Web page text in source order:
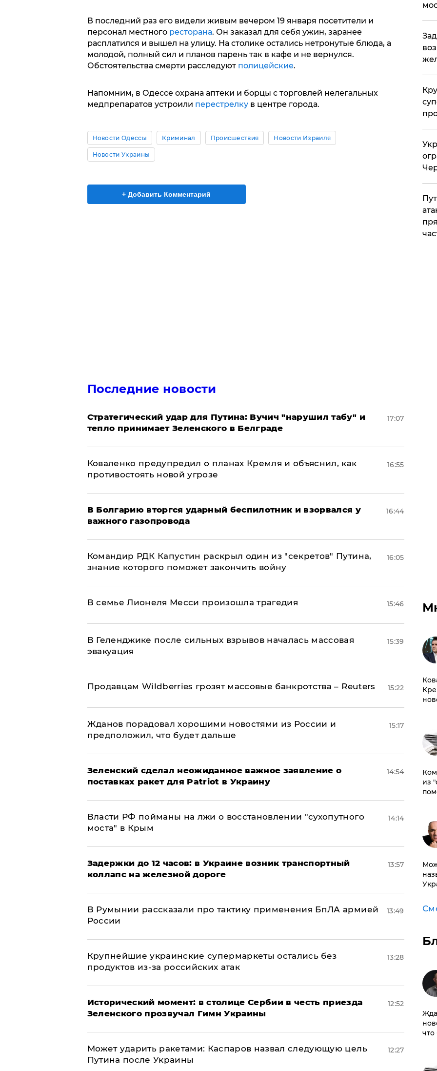
В последний раз его видели живым вечером 19 января посетители и
персонал местного ресторана. Он заказал для себя ужин, заранее
расплатился и вышел на улицу. На столике остались нетронутые блюда, а
молодой, полный сил и планов парень так в кафе и не вернулся.
Обстоятельства смерти расследуют полицейские.
Напомним, в Одессе охрана аптеки и борцы с торговлей нелегальных
медпрепаратов устроили перестрелкув центре города.
Новости Одессы Криминал Происшествия Новости Израиля
Новости Украины
+ Добавить Комментарий
Последние новости
Стратегический удар для Путина: Вучич "нарушил табу" и
тепло принимает Зеленского в Белграде
17:07
Коваленко предупредил о планах Кремля и объяснил, как
противостоять новой угрозе
16:55
В Болгарию вторгся ударный беспилотник и взорвался у
важного газопровода
16:44
Командир РДК Капустин раскрыл один из "секретов" Путина,
знание которого поможет закончить войну
16:05
В семье Лионеля Месси произошла трагедия 15:46
В Геленджике после сильных взрывов началась массовая
эвакуация
15:39
Продавцам Wildberries грозят массовые банкротства – Reuters 15:22
Жданов порадовал хорошими новостями из России и
предположил, что будет дальше
15:17
Зеленский сделал неожиданное важное заявление о
поставках ракет для Patriot в Украину
14:54
Власти РФ пойманы на лжи о восстановлении "сухопутного
моста" в Крым
14:14
Задержки до 12 часов: в Украине возник транспортный
коллапс на железной дороге
13:57
В Румынии рассказали про тактику применения БпЛА армией
России
13:49
Крупнейшие украинские супермаркеты остались без
продуктов из-за российских атак
13:28
Исторический момент: в столице Сербии в честь приезда
Зеленского прозвучал Гимн Украины
12:52
Может ударить ракетами: Каспаров назвал следующую цель
Путина после Украины
12:27
из
что